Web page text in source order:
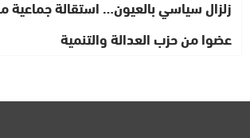
عضوا من حزب العدالة والتنمية